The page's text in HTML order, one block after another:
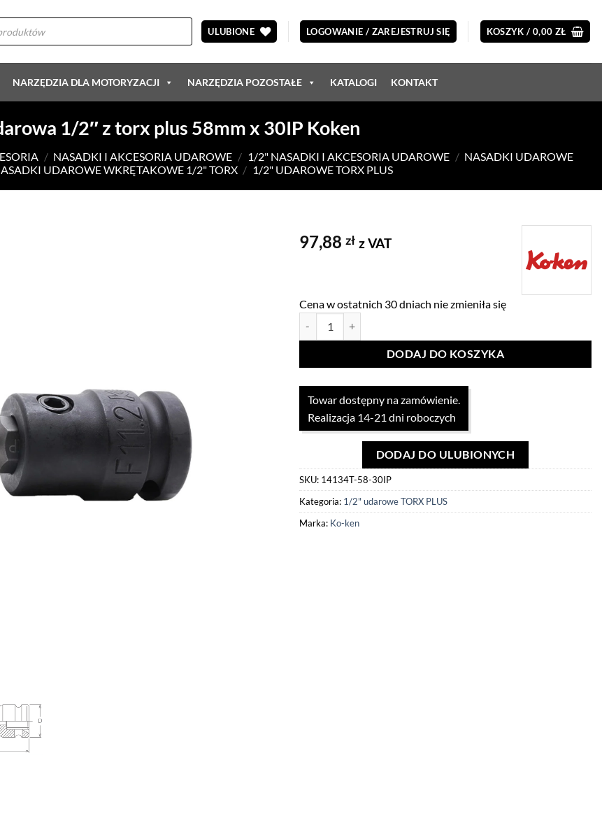
ULUBIONE LOGOWANIE / ZAREJESTRUJ SIĘ KOSZYK / 0,00 ZŁ
NARZĘDZIA DLA MOTORYZACJI NARZĘDZIA POZOSTAŁE KATALOGI KONTAKT
1/2″ z torx plus 58mm x 30IP Koken
/ NASADKI I AKCESORIA UDAROWE / 1/2" NASADKI I AKCESORIA UDAROWE / NASADKI UDAROWE
UDAROWE WKRĘTAKOWE 1/2" TORX / 1/2" UDAROWE TORX PLUS
97,88 zł z VAT
Cena w ostatnich 30 dniach nie zmieniła się
DODAJ DO KOSZYKA
Towar dostępny na zamówienie.
Realizacja 14-21 dni roboczych
DODAJ DO ULUBIONYCH
SKU: 14134T-58-30IP
Kategoria: 1/2" udarowe TORX PLUS
Marka: Ko-ken